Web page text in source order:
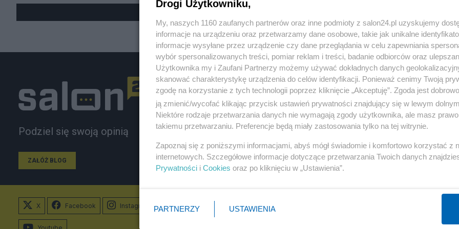
Podziel się swoją opinią
ZAŁÓŻ BLOG
Polityka
NATO
KO
Imigranci
PiS
Gospodarka
Centralny Port Komunikacyjny
Inwestycje
Podatki
Energetyka
X Facebook Instagram
Youtube
Drogi Użytkowniku,
My, naszych 1160 zaufanych partnerów oraz inne podmioty z salon24.pl uzyskujemy
informacje na urządzeniu oraz przetwarzamy dane osobowe, takie jak unikalne
informacje wysyłane przez urządzenie czy dane przeglądania w celu zapewniania
wybór spersonalizowanych treści, pomiar reklam i treści, badanie odbiorców oraz
Użytkownika my i Zaufani Partnerzy możemy używać dokładnych danych
skanować charakterystykę urządzenia do celów identyfikacji. Ponieważ cenimy Twoją
zgodę na korzystanie z tych technologii poprzez kliknięcie „Akceptuję”. Zgoda jest
ją zmienić/wycofać klikając przycisk ustawień prywatności znajdujący się w lewym
Niektóre rodzaje przetwarzania danych nie wymagają zgody użytkownika, ale masz
takiemu przetwarzaniu. Preferencje będą miały zastosowania tylko na tej witrynie.
Zapoznaj się z poniższymi informacjami, abyś mógł świadomie i komfortowo korzystać z
internetowych. Szczegółowe informacje dotyczące przetwarzania Twoich danych
Prywatności i Cookies oraz po kliknięciu w „Ustawienia”.
PARTNERZY USTAWIENIA